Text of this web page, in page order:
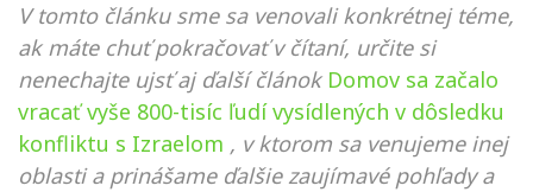
V tomto článku sme sa venovali konkrétnej téme,
ak máte chuť pokračovať v čítaní, určite si
nenechajte ujsť aj ďalší článok Domov sa začalo
vracať vyše 800-tisíc ľudí vysídlených v dôsledku
konfliktu s Izraelom , v ktorom sa venujeme inej
oblasti a prinášame ďalšie zaujímavé pohľady a